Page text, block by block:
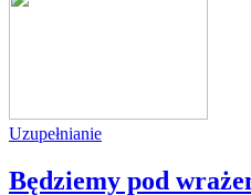
Uzupełnianie
Będziemy pod